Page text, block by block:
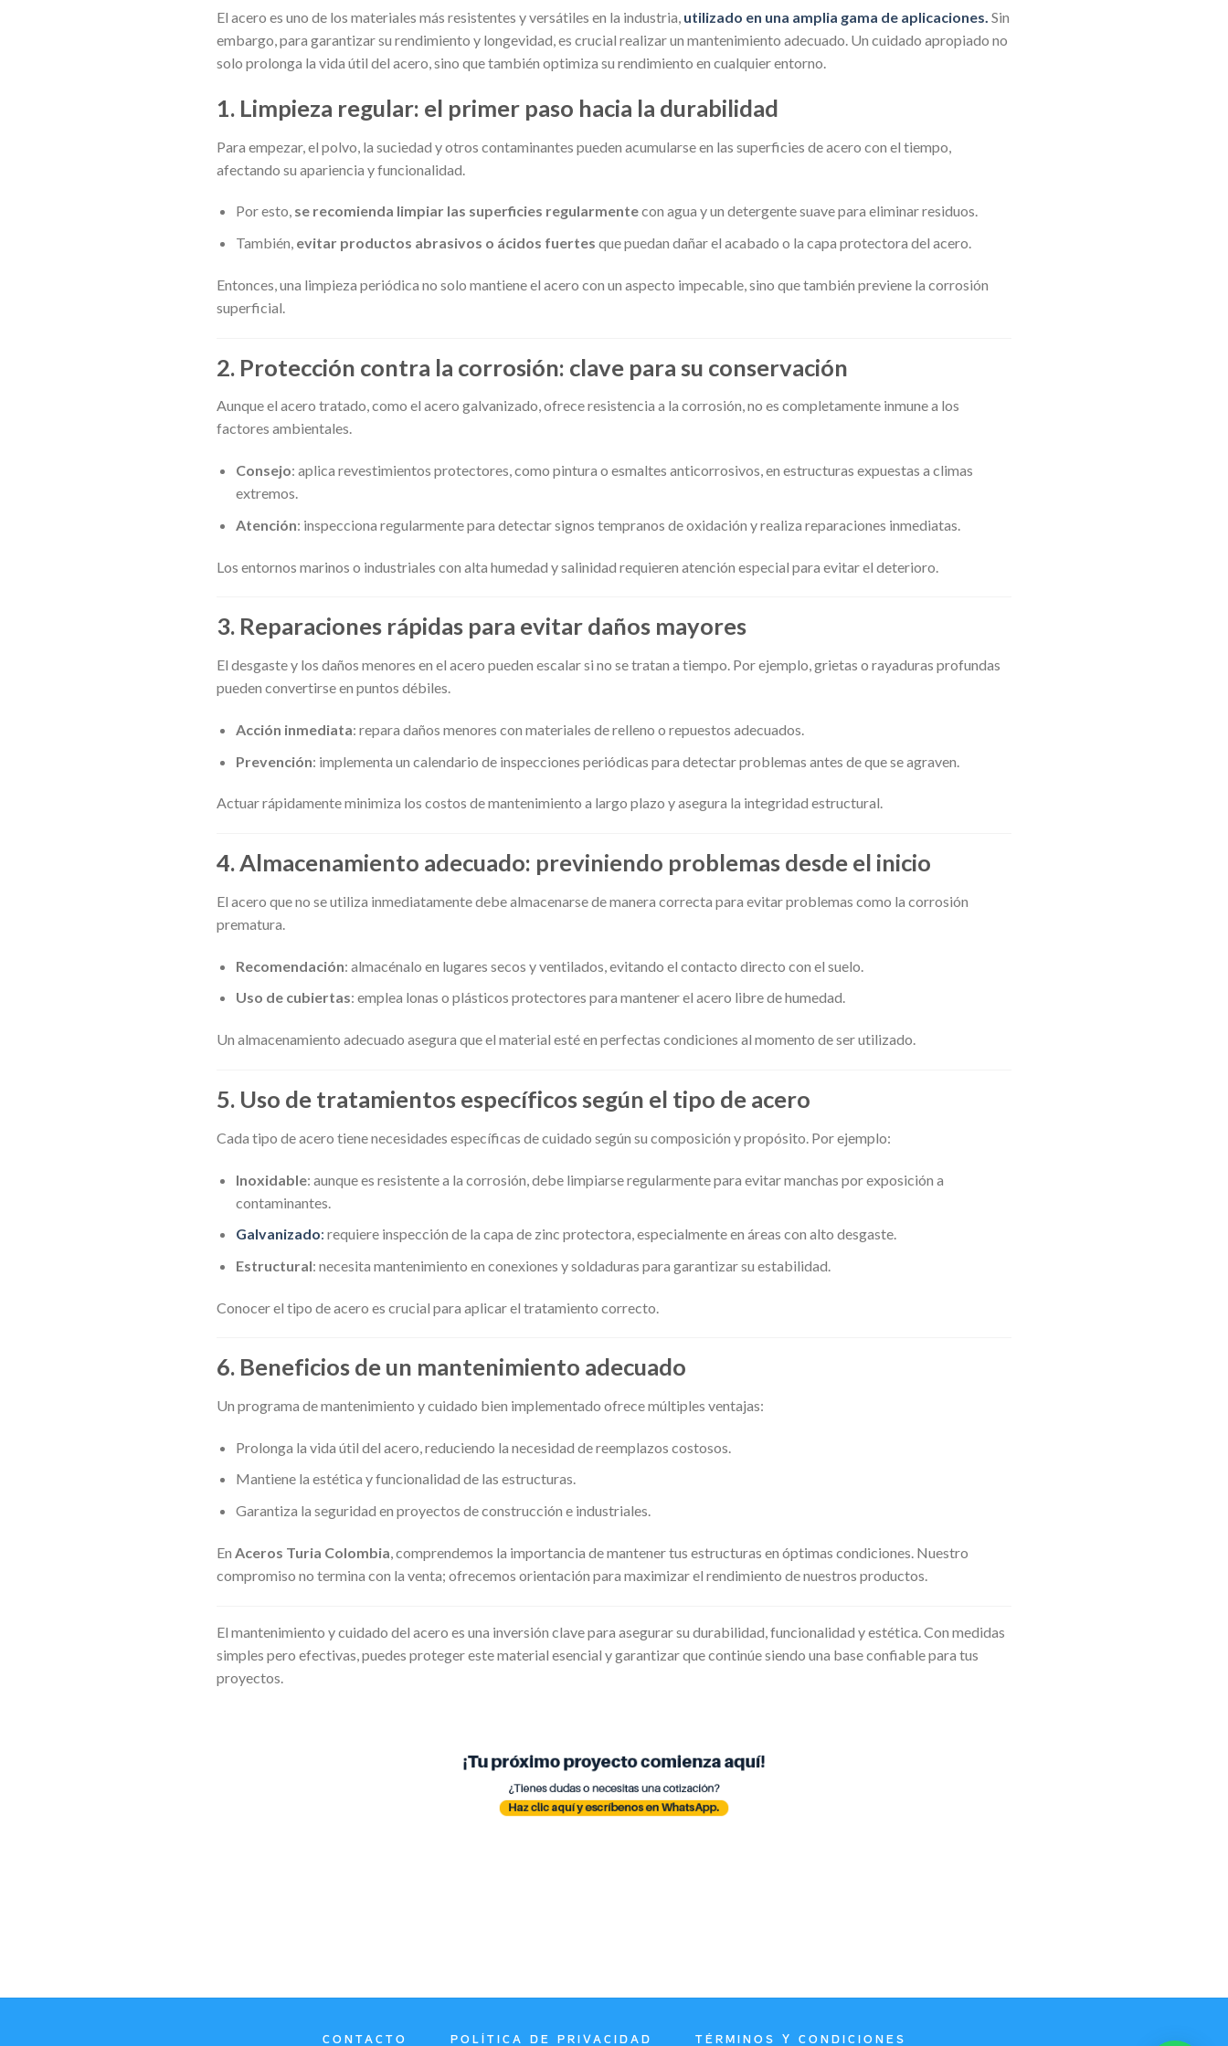
El acero es uno de los materiales más resistentes y versátiles en la industria, utilizado en una amplia gama de aplicaciones. Sin
embargo, para garantizar su rendimiento y longevidad, es crucial realizar un mantenimiento adecuado. Un cuidado apropiado no
solo prolonga la vida útil del acero, sino que también optimiza su rendimiento en cualquier entorno.
1. Limpieza regular: el primer paso hacia la durabilidad
Para empezar, el polvo, la suciedad y otros contaminantes pueden acumularse en las superficies de acero con el tiempo,
afectando su apariencia y funcionalidad.
Por esto, se recomienda limpiar las superficies regularmentecon agua y un detergente suave para eliminar residuos.
También, evitar productos abrasivos o ácidos fuertes que puedan dañar el acabado o la capa protectora del acero.
Entonces, una limpieza periódica no solo mantiene el acero con un aspecto impecable, sino que también previene la corrosión
superficial.
2. Protección contra la corrosión: clave para su conservación
Aunque el acero tratado, como el acero galvanizado, ofrece resistencia a la corrosión, no es completamente inmune a los
factores ambientales.
Consejo: aplica revestimientos protectores, como pintura o esmaltes anticorrosivos, en estructuras expuestas a climas
extremos.
Atención: inspecciona regularmente para detectar signos tempranos de oxidación y realiza reparaciones inmediatas.
Los entornos marinos o industriales con alta humedad y salinidad requieren atención especial para evitar el deterioro.
3. Reparaciones rápidas para evitar daños mayores
El desgaste y los daños menores en el acero pueden escalar si no se tratan a tiempo. Por ejemplo, grietas o rayaduras profundas
pueden convertirse en puntos débiles.
Acción inmediata: repara daños menores con materiales de relleno o repuestos adecuados.
Prevención: implementa un calendario de inspecciones periódicas para detectar problemas antes de que se agraven.
Actuar rápidamente minimiza los costos de mantenimiento a largo plazo y asegura la integridad estructural.
4.Almacenamiento adecuado: previniendo problemas desde el inicio
El acero que no se utiliza inmediatamente debe almacenarse de manera correcta para evitar problemas como la corrosión
prematura.
Recomendación: almacénalo en lugares secos y ventilados, evitando el contacto directo con el suelo.
Uso de cubiertas: emplea lonas o plásticos protectores para mantener el acero libre de humedad.
Un almacenamiento adecuado asegura que el material esté en perfectas condiciones al momento de ser utilizado.
5. Uso de tratamientos específicos según el tipo de acero
Cada tipo de acero tiene necesidades específicas de cuidado según su composición y propósito. Por ejemplo:
Inoxidable: aunque es resistente a la corrosión, debe limpiarse regularmente para evitar manchas por exposición a
contaminantes.
Galvanizado: requiere inspección de la capa de zinc protectora, especialmente en áreas con alto desgaste.
Estructural: necesita mantenimiento en conexiones y soldaduras para garantizar su estabilidad.
Conocer el tipo de acero es crucial para aplicar el tratamiento correcto.
6. Beneficios de un mantenimiento adecuado
Un programa de mantenimiento y cuidado bien implementado ofrece múltiples ventajas:
Prolonga la vida útil del acero, reduciendo la necesidad de reemplazos costosos.
Mantiene la estética y funcionalidad de las estructuras.
Garantiza la seguridad en proyectos de construcción e industriales.
En Aceros Turia Colombia, comprendemos la importancia de mantener tus estructuras en óptimas condiciones. Nuestro
compromiso no termina con la venta; ofrecemos orientación para maximizar el rendimiento de nuestros productos.
El mantenimiento y cuidado del acero es una inversión clave para asegurar su durabilidad, funcionalidad y estética. Con medidas
simples pero efectivas, puedes proteger este material esencial y garantizar que continúe siendo una base confiable para tus
proyectos.
CONTACTO POLÍTICA DE PRIVACIDAD TÉRMINOS Y CONDICIONES